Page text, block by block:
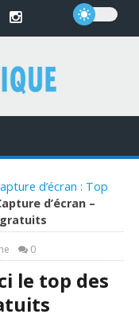
d’écran : Top
d’écran –
0
le top des